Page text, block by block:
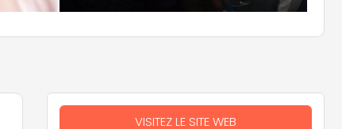
VISITEZ LE SITE WEB